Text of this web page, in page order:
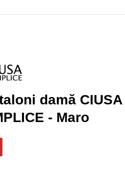
damă CIUSA
- Maro